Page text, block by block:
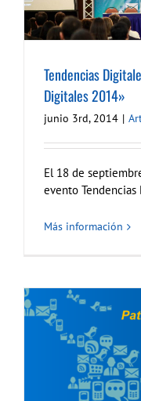
Tendencias
Digitales 2014»
junio 3rd, 2014 |
El 18 de
evento
Más información